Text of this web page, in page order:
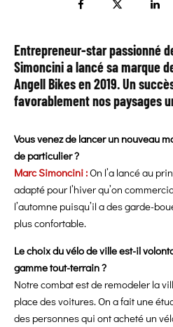
Entrepreneur-star passionné
Simoncini a lancé sa marque
Angell Bikesen 2019. Un
favorablement nos paysages
Vous venez de lancer un nouveau
de particulier ?
Marc Simoncini :On l’a lancé au
adapté pour l’hiver qu’on
l’automne puisqu’il a des garde-
plus confortable.
Le choix du vélo de ville est-il
gamme tout-terrain ?
Notre combat est de remodeler la
place des voitures. On a fait une
des personnes qui ont acheté un